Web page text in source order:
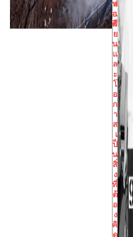
ฟ
อง
ดี?
ง
เ
รี
ย
น
แ
ล
ะ
โ
อ
ก
า
ส
เ
ป็
น
สิ่
ง
ที่
ต้
อ
ง
คิ
ด